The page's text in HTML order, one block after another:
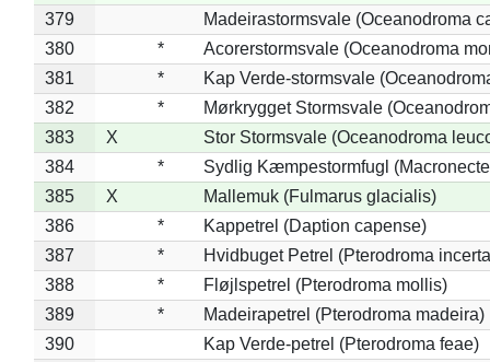
379
Madeirastormsvale (Oceanodroma
380
*
Acorerstormsvale (Oceanodroma
381
*
Kap Verde-stormsvale
382
*
Mørkrygget Stormsvale
383
X
Stor Stormsvale (Oceanodroma
384
*
Sydlig Kæmpestormfugl
385
X
Mallemuk (Fulmarus glacialis)
386
*
Kappetrel (Daption capense)
387
*
Hvidbuget Petrel (Pterodroma
388
*
Fløjlspetrel (Pterodroma mollis)
389
*
Madeirapetrel (Pterodroma madeira)
390
Kap Verde-petrel (Pterodroma feae)